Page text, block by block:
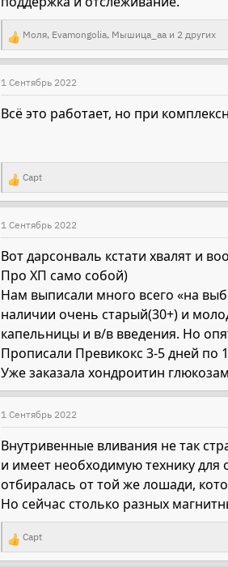
Р
е
а
ц
и
:
Моля, Evamongolia, Мышица_аа и 2 других
1 Сентябрь 2022
Всё это работает, но при
Р
е
а
ц
и
и
:
Capt
1 Сентябрь 2022
Вот дарсонваль кстати хвалят и
Про ХП само собой)
Нам выписали много всего «на
наличии очень старый(30+) и
капельницы и в/в введения. Но
Прописали Превикокс 3-5 дней по
Уже заказала хондроитин
1 Сентябрь 2022
Внутривенные вливания не так
и имеет необходимую технику
отбиралась от той же лошади,
Но сейчас столько разных
Р
е
Capt